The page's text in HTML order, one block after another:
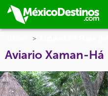
Aviario Xaman-Há